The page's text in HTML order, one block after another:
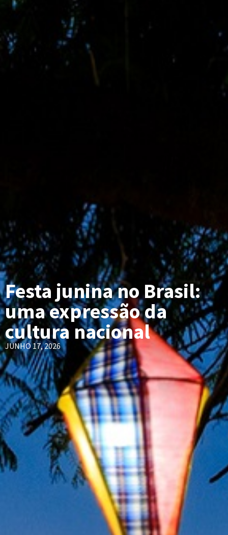
Festa junina no Brasil:
uma expressão da
cultura nacional
JUNHO 17, 2026